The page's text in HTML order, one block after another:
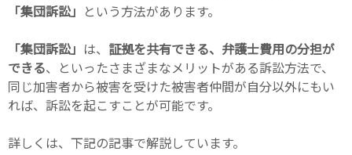
「集団訴訟」 という方法があります。
「集団訴訟」 は、 証拠を共有できる、弁護士費用の分担が
できる、といったさまざまなメリットがある訴訟方法で、
同じ加害者から被害を受けた被害者仲間が自分以外にもい
れば、訴訟を起こすことが可能です。
詳しくは、下記の記事で解説しています。